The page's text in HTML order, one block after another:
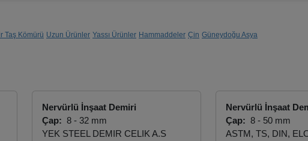
Taş Kömürü Uzun Ürünler Yassı Ürünler Hammaddeler Çin Güneydoğu Asya
Nervürlü İnşaat Demiri
Çap: 8 - 32 mm
YEK STEEL DEMIR CELIK A.S
Nervürlü İnşaat
Çap: 8 - 50 mm
ASTM, TS, DIN,